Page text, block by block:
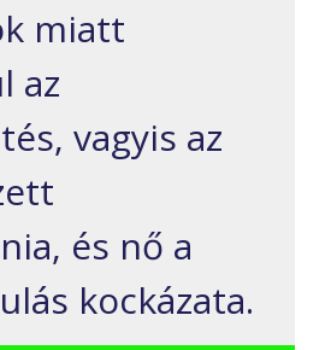
miatt
az
vagyis az
és nő a
kockázata.